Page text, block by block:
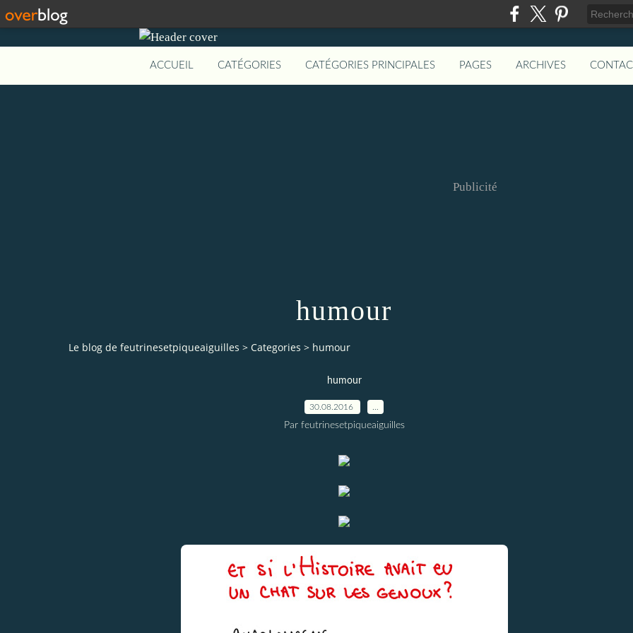
ACCUEIL CATÉGORIES CATÉGORIES PRINCIPALES PAGES ARCHIVES
Publicité
humour
Le blog de feutrinesetpiqueaiguilles > Categories > humour
humour
30.08.2016
Par feutrinesetpiqueaiguilles